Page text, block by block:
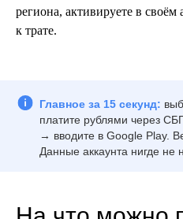
региона, активируете в
к трате.
Главное за 15 секунд:
платите рублями через
→ вводите в Google Play.
Данные аккаунта нигде не